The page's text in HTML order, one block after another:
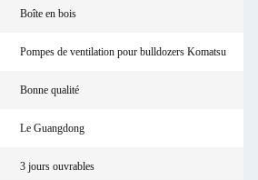
Boîte en bois
Pompes de ventilation pour bulldozers Komatsu
Bonne qualité
Le Guangdong
3 jours ouvrables